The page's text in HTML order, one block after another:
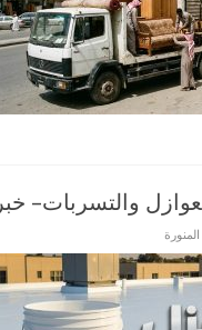
والتسربات–